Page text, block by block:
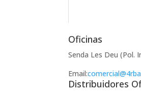
Oficinas
Senda Les Deu (Pol.
Email:
Distribuidores